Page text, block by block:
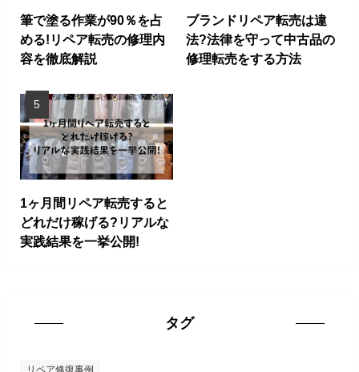
筆で塗る作業が90％を占
める!リペア転売の修理内
容を徹底解説
ブランドリペア転売は違
法?法律を守って中古品の
修理転売をする方法
1ヶ月間リペア転売すると
どれだけ稼げる?リアルな
実践結果を一挙公開!
タグ
リペア修復事例